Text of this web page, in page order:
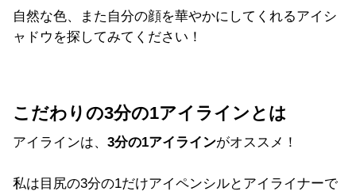
自然な色、また自分の顔を華やかにしてくれるアイシ
ャドウを探してみてください！
こだわりの3分の1アイラインとは
アイラインは、 3分の1アイラインがオススメ！
私は目尻の3分の1だけアイペンシルとアイライナーで